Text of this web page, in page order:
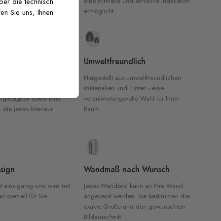
ermöglicht.
Materialien
sowie eine
die jedes Interieur
Umweltfreundlich
Hergestellt aus umweltfreundlichen
Materialien und Tinten - eine
verantwortungsvolle Wahl für Ihren
Raum.
einzigartig und wird mit
speziell für Sie
Wandmaß nach Wunsch
Jedes Wandbild kann an Ihre Wand
angepasst werden. Sie bestimmen die
exakte Größe und den gewünschten
Bildausschnitt.
Sie uns, Ihnen